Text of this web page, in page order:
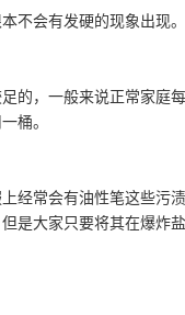
不会有发硬的现象出现。
的，一般来说正常家庭
桶。
经常会有油性笔这些污
是大家只要将其在爆炸